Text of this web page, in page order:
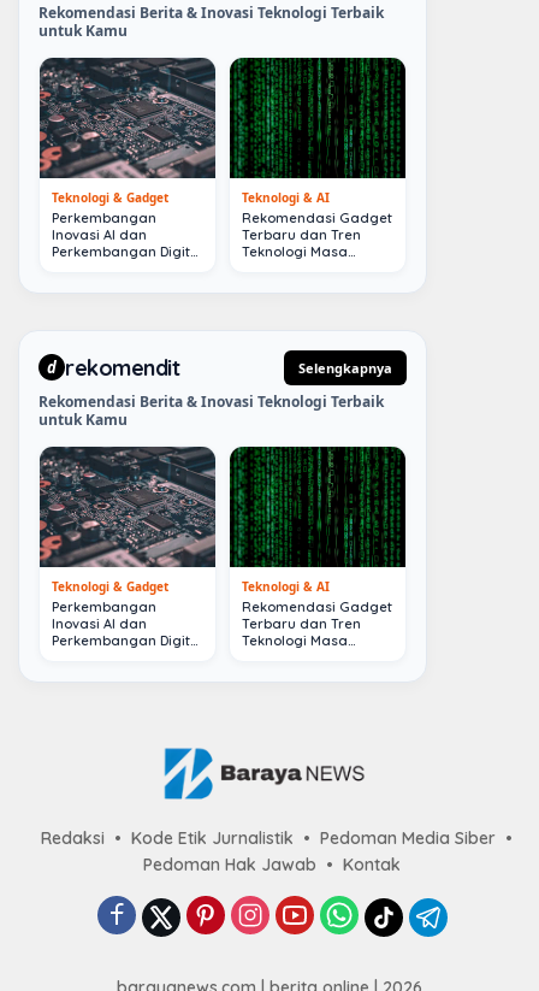
Rekomendasi Berita & Inovasi Teknologi Terbaik
untuk Kamu
Teknologi & Gadget
Perkembangan
Inovasi AI dan
Perkembangan Digital
Teknologi & AI
Rekomendasi Gadget
Terbaru dan Tren
Teknologi Masa
d rekomendit Selengkapnya
Rekomendasi Berita & Inovasi Teknologi Terbaik
untuk Kamu
Teknologi & Gadget
Perkembangan
Inovasi AI dan
Perkembangan Digital
Teknologi & AI
Rekomendasi Gadget
Terbaru dan Tren
Teknologi Masa
Redaksi Kode Etik Jurnalistik
Pedoman Media Siber
Pedoman Hak Jawab
Kontak